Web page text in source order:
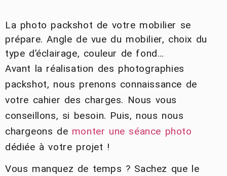
La photo packshot de votre mobilier se
prépare. Angle de vue du mobilier, choix du
type d’éclairage, couleur de fond…
Avant la réalisation des photographies
packshot, nous prenons connaissance de
votre cahier des charges. Nous vous
conseillons, si besoin. Puis, nous nous
chargeons de monter une séance photo
dédiée à votre projet !
Vous manquez de temps ? Sachez que le